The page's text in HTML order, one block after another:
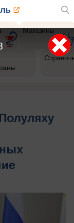
Магазины